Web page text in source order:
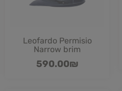
Leofardo Permisio
Narrow brim
590.00₪